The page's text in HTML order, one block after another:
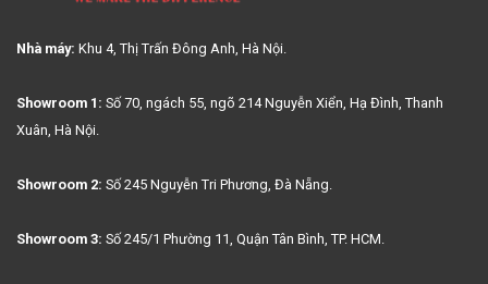
Nhà máy: Khu 4, Thị Trấn Đông Anh, Hà Nội.
Showroom 1: Số 70, ngách 55, ngõ 214 Nguyễn Xiển, Hạ Đình, Thanh
Xuân, Hà Nội.
Showroom 2: Số 245 Nguyễn Tri Phương, Đà Nẵng.
Showroom 3: Số 245/1 Phường 11, Quận Tân Bình, TP. HCM.